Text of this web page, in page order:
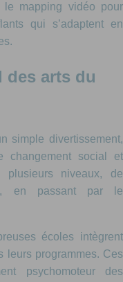
mapping vidéo pour
qui s’adaptent en
des arts du
simple divertissement,
changement social et
niveaux, de
en passant par le
écoles intègrent
leurs programmes. Ces
psychomoteur des